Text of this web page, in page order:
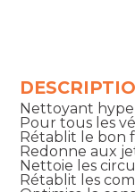
Nettoyant
Pour tous les
Rétablit le bon
Redonne aux
Nettoie les
Rétablit les